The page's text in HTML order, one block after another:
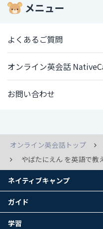
メニュー
よくあるご質問
オンライン英会話
お問い合わせ
オンライン英会話トップ
やばたにえん を英語で教
ネイティブキャンプ
ガイド
学習